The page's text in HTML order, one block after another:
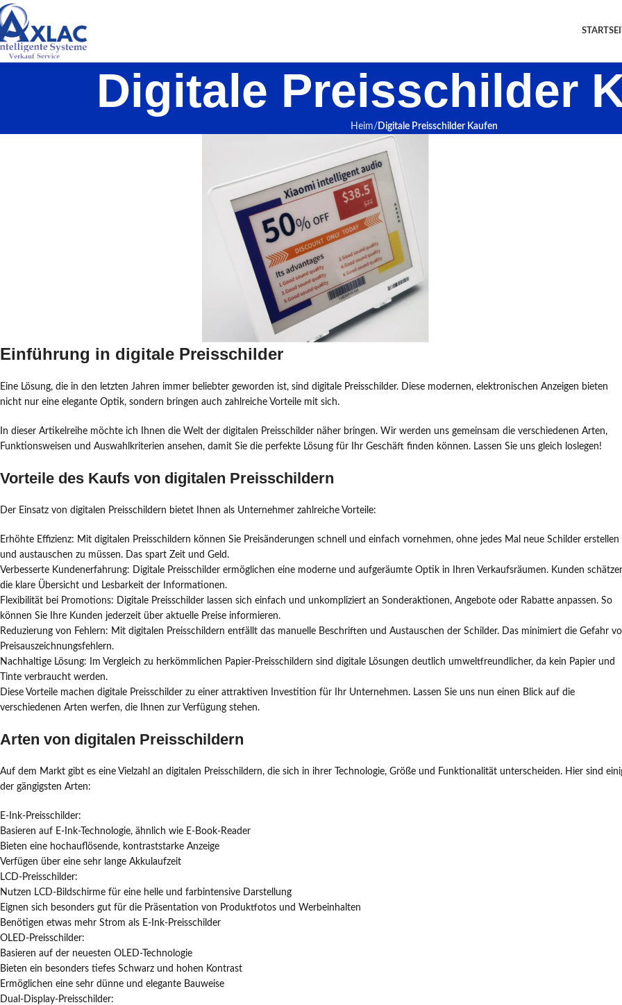
Digitale Preisschilder
Heim Digitale Preisschilder Kaufen
Einführung in digitale Preisschilder
Eine Lösung, die in den letzten Jahren immer beliebter geworden ist, sind digitale Preisschilder. Diese modernen, elektronischen Anzeigen bieten
nicht nur eine elegante Optik, sondern bringen auch zahlreiche Vorteile mit sich.
In dieser Artikelreihe möchte ich Ihnen die Welt der digitalen Preisschilder näher bringen. Wir werden uns gemeinsam die verschiedenen Arten,
Funktionsweisen und Auswahlkriterien ansehen, damit Sie die perfekte Lösung für Ihr Geschäft finden können. Lassen Sie uns gleich loslegen!
Vorteile des Kaufs von digitalen Preisschildern
Der Einsatz von digitalen Preisschildern bietet Ihnen als Unternehmer zahlreiche Vorteile:
Erhöhte Effizienz: Mit digitalen Preisschildern können Sie Preisänderungen schnell und einfach vornehmen, ohne jedes Mal neue Schilder erstellen
und austauschen zu müssen. Das spart Zeit und Geld.
Verbesserte Kundenerfahrung: Digitale Preisschilder ermöglichen eine moderne und aufgeräumte Optik in Ihren Verkaufsräumen. Kunden
die klare Übersicht und Lesbarkeit der Informationen.
Flexibilität bei Promotions: Digitale Preisschilder lassen sich einfach und unkompliziert an Sonderaktionen, Angebote oder Rabatte anpassen. So
können Sie Ihre Kunden jederzeit über aktuelle Preise informieren.
Reduzierung von Fehlern: Mit digitalen Preisschildern entfällt das manuelle Beschriften und Austauschen der Schilder. Das minimiert die Gefahr
Preisauszeichnungsfehlern.
Nachhaltige Lösung: Im Vergleich zu herkömmlichen Papier-Preisschildern sind digitale Lösungen deutlich umweltfreundlicher, da kein Papier und
Tinte verbraucht werden.
Diese Vorteile machen digitale Preisschilder zu einer attraktiven Investition für Ihr Unternehmen. Lassen Sie uns nun einen Blick auf die
verschiedenen Arten werfen, die Ihnen zur Verfügung stehen.
Arten von digitalen Preisschildern
Auf dem Markt gibt es eine Vielzahl an digitalen Preisschildern, die sich in ihrer Technologie, Größe und Funktionalität unterscheiden. Hier sind
der gängigsten Arten:
E-Ink-Preisschilder:
Basieren auf E-Ink-Technologie, ähnlich wie E-Book-Reader
Bieten eine hochauflösende, kontraststarke Anzeige
Verfügen über eine sehr lange Akkulaufzeit
LCD-Preisschilder:
Nutzen LCD-Bildschirme für eine helle und farbintensive Darstellung
Eignen sich besonders gut für die Präsentation von Produktfotos und Werbeinhalten
Benötigen etwas mehr Strom als E-Ink-Preisschilder
OLED-Preisschilder:
Basieren auf der neuesten OLED-Technologie
Bieten ein besonders tiefes Schwarz und hohen Kontrast
Ermöglichen eine sehr dünne und elegante Bauweise
Dual-Display-Preisschilder: